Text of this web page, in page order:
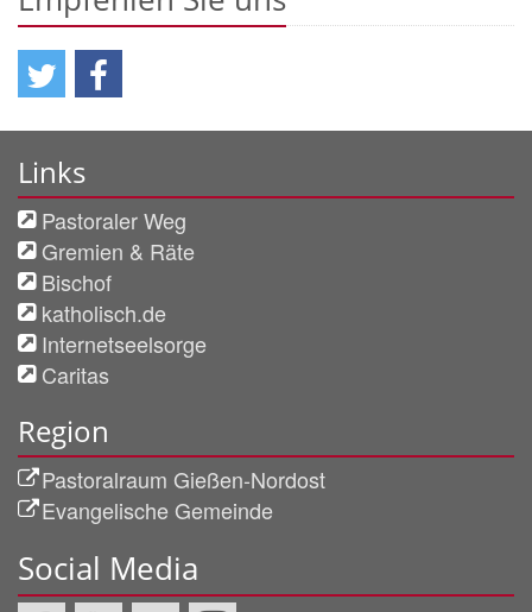
Links
Pastoraler Weg
Gremien & Räte
Bischof
katholisch.de
Internetseelsorge
Caritas
Region
Pastoralraum Gießen-Nordost
Evangelische Gemeinde
Social Media